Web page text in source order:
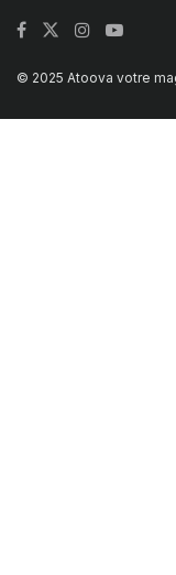
© 2025 Atoova votre